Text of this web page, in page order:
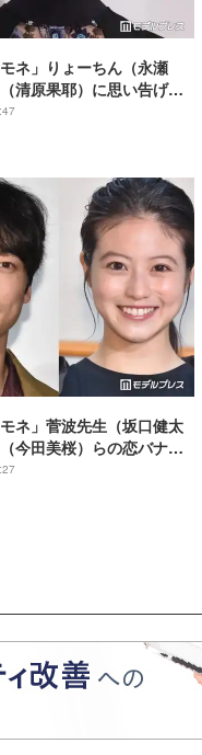
ネ」りょーちん（永瀬
清原果耶）に思い告げる
姿に「どうか幸せになっ
ネ」菅波先生（坂口健太
今田美桜）らの恋バナが
“嘘”にも注目集まる